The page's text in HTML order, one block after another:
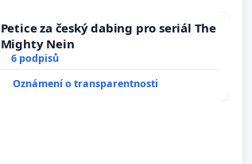
Petice za český dabing pro seriál The
Mighty Nein
6 podpisů
Oznámení o transparentnosti